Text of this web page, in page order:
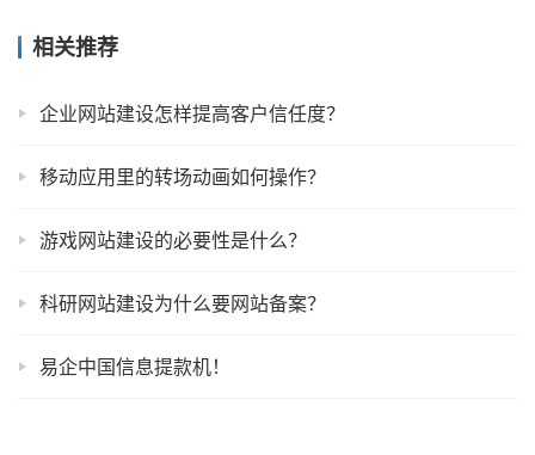
相关推荐
企业网站建设怎样提高客户信任度？
移动应用里的转场动画如何操作？
游戏网站建设的必要性是什么？
科研网站建设为什么要网站备案？
易企中国信息提款机！